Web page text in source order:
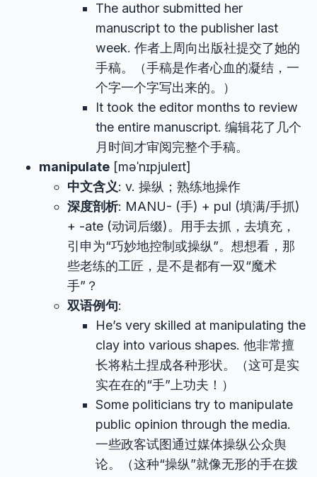
The author submitted her
manuscript to the publisher last
week. 作者上周向出版社提交了她的
手稿。（手稿是作者心血的凝结，一
个字一个字写出来的。）
It took the editor months to review
the entire manuscript. 编辑花了几个
月时间才审阅完整个手稿。
manipulate [məˈnɪpjuleɪt]
中文含义: v. 操纵；熟练地操作
深度剖析: MANU- (手) + pul (填满/手抓)
+ -ate (动词后缀)。用手去抓，去填充，
引申为“巧妙地控制或操纵”。想想看，那
些老练的工匠，是不是都有一双“魔术
手”？
双语例句:
He’s very skilled at manipulating the
clay into various shapes. 他非常擅
长将粘土捏成各种形状。（这可是实
实在在的“手”上功夫！）
Some politicians try to manipulate
public opinion through the media.
一些政客试图通过媒体操纵公众舆
论。（这种“操纵”就像无形的手在拨